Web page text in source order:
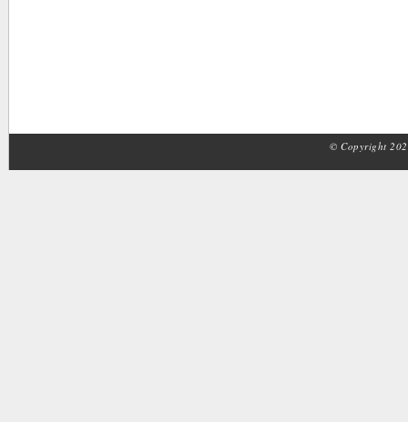
© Copyright